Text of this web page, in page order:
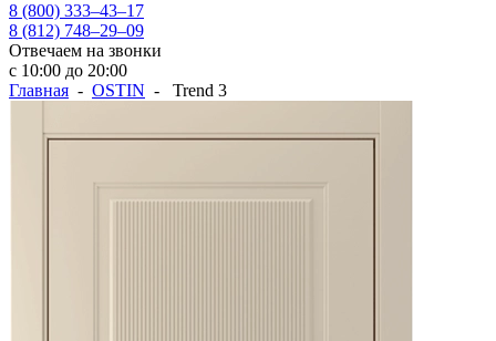
8 (800) 333–43–17
8 (812) 748–29–09
Отвечаем на звонки
с 10:00 до 20:00
Главная - OSTIN - Trend 3